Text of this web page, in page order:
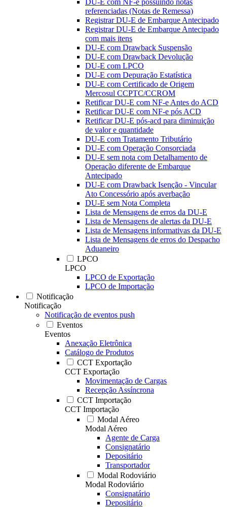
DU-E com NF-e possuindo notas
referenciadas (Notas de Remessa)
Registrar DU-E de Embarque Antecipado
Registrar DU-E de Embarque Antecipado
com mais itens
DU-E com Drawback Suspensão
DU-E com Drawback Devolução
DU-E com LPCO
DU-E com Depuração Estatística
DU-E com Certificado de Origem
Mercosul CCPTC/CCROM
Retificar DU-E com NF-e Antes do ACD
Retificar DU-E com NF-e pós ACD
Retificar DU-E pós-acd para diminuição
de valor e quantidade
DU-E com Tratamento Tributário
DU-E com Operação Consorciada
DU-E sem nota com Detalhamento de
Operação diferente de Embarque
Antecipado
DU-E com Drawback Isenção - Vincular
Ato Concessório após averbação
DU-E sem Nota Completa
Lista de Mensagens de erros da DU-E
Lista de Mensagens de alertas da DU-E
Lista de Mensagens informativas da DU-E
Lista de Mensagens de erros do Despacho
Aduaneiro
LPCO
LPCO
LPCO de Exportação
LPCO de Importação
Notificação
Notificação
Notificação de eventos push
Eventos
Eventos
Anexação Eletrônica
Catálogo de Produtos
CCT Exportação
CCT Exportação
Movimentação de Cargas
Recepção Assíncrona
CCT Importação
CCT Importação
Modal Aéreo
Modal Aéreo
Agente de Carga
Consignatário
Depositário
Transportador
Modal Rodoviário
Modal Rodoviário
Consignatário
Depositário